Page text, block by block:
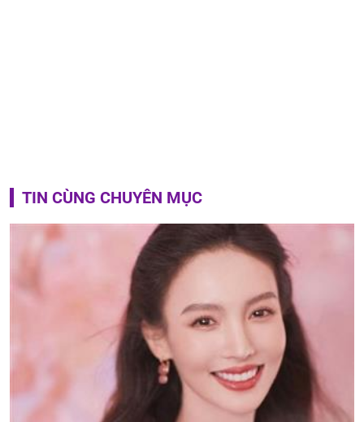
TIN CÙNG CHUYÊN MỤC